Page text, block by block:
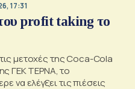
17:31
του profit taking το
μετοχές της Coca-Cola
ΓΕΚ ΤΕΡΝΑ, το
να ελέγξει τις πιέσεις